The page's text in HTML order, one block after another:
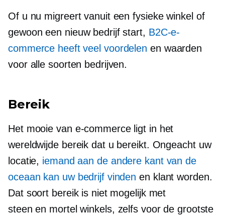
Of u nu migreert vanuit een fysieke winkel of
gewoon een nieuw bedrijf start, B2C-e-
commerce heeft veel voordelen en waarden
voor alle soorten bedrijven.
Bereik
Het mooie van e-commerce ligt in het
wereldwijde bereik dat u bereikt. Ongeacht uw
locatie, iemand aan de andere kant van de
oceaan kan uw bedrijf vinden en klant worden.
Dat soort bereik is niet mogelijk met
steen en mortel winkels, zelfs voor de grootste